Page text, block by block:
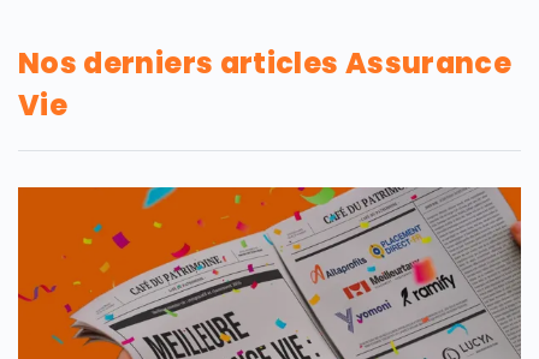
TOUS LES THÈMES
Nos derniers articles Assurance
Vie